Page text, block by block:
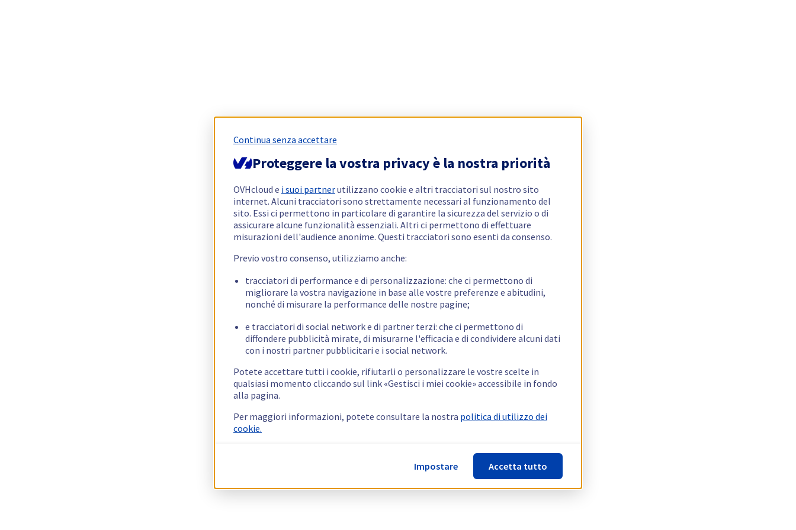
Continua senza accettare
Proteggere la vostra privacy è la nostra priorità
OVHcloud e i suoi partnerutilizzano cookie e altri tracciatori sul nostro sito
internet. Alcuni tracciatori sono strettamente necessari al funzionamento del
sito. Essi ci permettono in particolare di garantire la sicurezza del servizio o di
assicurare alcune funzionalità essenziali. Altri ci permettono di effettuare
misurazioni dell'audience anonime. Questi tracciatori sono esenti da consenso.
Previo vostro consenso, utilizziamo anche:
tracciatori di performance e di personalizzazione: che ci permettono di
migliorare la vostra navigazione in base alle vostre preferenze e abitudini,
nonché di misurare la performance delle nostre pagine;
e tracciatori di social network e di partner terzi: che ci permettono di
diffondere pubblicità mirate, di misurarne l'efficacia e di condividere alcuni dati
con i nostri partner pubblicitari e i social network.
Potete accettare tutti i cookie, rifiutarli o personalizzare le vostre scelte in
qualsiasi momento cliccando sul link «Gestisci i miei cookie» accessibile in fondo
alla pagina.
Per maggiori informazioni, potete consultare la nostra politica di utilizzo dei
cookie.
Impostare Accetta tutto